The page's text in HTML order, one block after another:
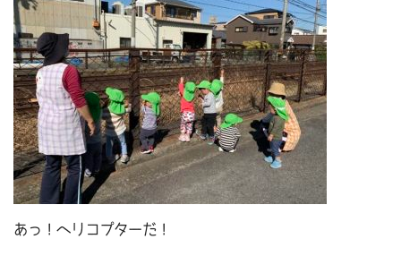
あっ！ヘリコプターだ！